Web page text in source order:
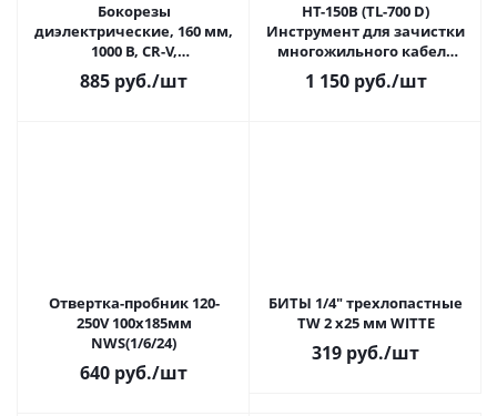
Бокорезы
диэлектрические, 160 мм,
1000 В, CR-V,
«ЭкспертЭлектрик»
TDM(1/6)
885 руб./шт
HT-150В (TL-700 D)
Инструмент для зачистки
многожильного кабеля
(1/5)
1 150руб./шт
Отвертка-пробник 120-
250V 100х185мм
NWS(1/6/24)
640 руб./шт
БИТЫ 1/4" трехлопастные
TW 2 х25 мм WITTE
319 руб./шт